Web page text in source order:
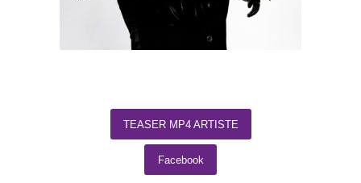
TEASER MP4 ARTISTE
Facebook